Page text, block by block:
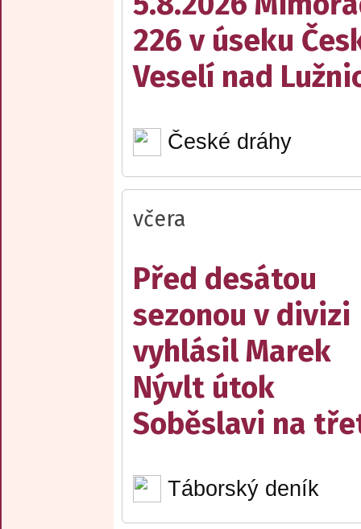
226 v úseku
Veselí nad
České dráhy
včera
Před desátou
sezonou v divizi
vyhlásil Marek
Nývlt útok
Soběslavi na
Táborský deník